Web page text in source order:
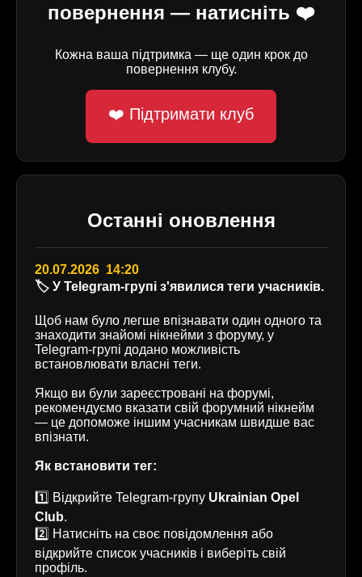
повернення — натисніть ❤️
Кожна ваша підтримка — ще один крок до
повернення клубу.
❤️ Підтримати клуб
Останні оновлення
20.07.2026 14:20
🏷️ У Telegram-групі з'явилися теги учасників.
Щоб нам було легше впізнавати один одного та
знаходити знайомі нікнейми з форуму, у
Telegram-групі додано можливість
встановлювати власні теги.
Якщо ви були зареєстровані на форумі,
рекомендуємо вказати свій форумний нікнейм
— це допоможе іншим учасникам швидше вас
впізнати.
Як встановити тег:
1️⃣ Відкрийте Telegram-групу Ukrainian Opel
Club.
2️⃣ Натисніть на своє повідомлення або
відкрийте список учасників і виберіть свій
профіль.